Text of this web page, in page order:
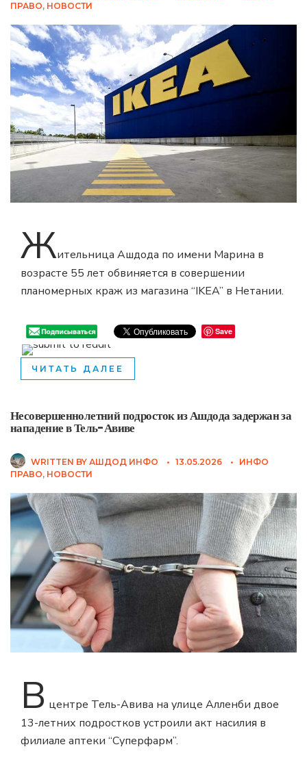
ПРАВО, НОВОСТИ
Жительница Ашдода по имени Марина в
возрасте 55 лет обвиняется в совершении
планомерных краж из магазина “IKEA” в Нетании.
Save
ЧИТАТЬ ДАЛЕЕ
Несовершеннолетний подросток из Ашдода задержан за
нападение в Тель-Авиве
WRITTEN BY АШДОД ИНФО • 13.05.2026 •
ИНФО
ПРАВО, НОВОСТИ
В центре Тель-Авива на улице Алленби двое
13-летних подростков устроили акт насилия в
филиале аптеки “Суперфарм”.